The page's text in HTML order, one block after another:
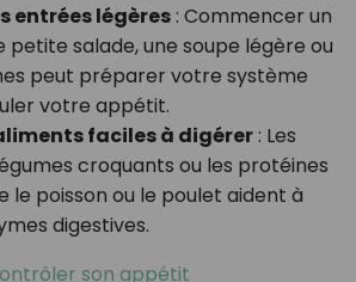
entrées légères: Commencer un
petite salade, une soupe légère ou
peut préparer votre système
votre appétit.
faciles à digérer: Les
croquants ou les protéines
le poisson ou le poulet aident à
digestives.
son appétit